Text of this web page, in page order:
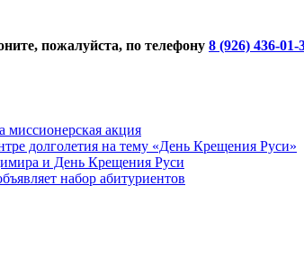
пожалуйста, по телефону 8 (926) 436-01-
акция
долголетия на тему «День Крещения Руси»
и День Крещения Руси
набор абитуриентов